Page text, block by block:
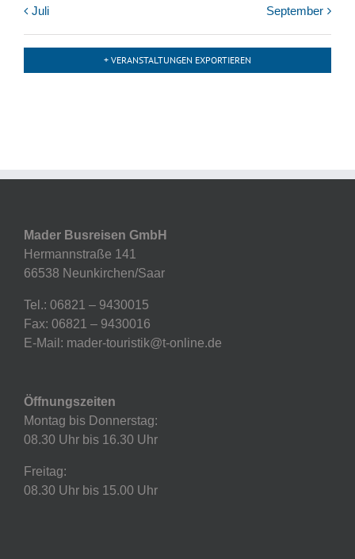
Kalender
Monatsnavigation
Juli September
+ VERANSTALTUNGEN EXPORTIEREN
Mader Busreisen GmbH
Hermannstraße 141
66538 Neunkirchen/Saar
Tel.: 06821 – 9430015
Fax: 06821 – 9430016
E-Mail: mader-touristik@t-online.de
Öffnungszeiten
Montag bis Donnerstag:
08.30 Uhr bis 16.30 Uhr
Freitag:
08.30 Uhr bis 15.00 Uhr